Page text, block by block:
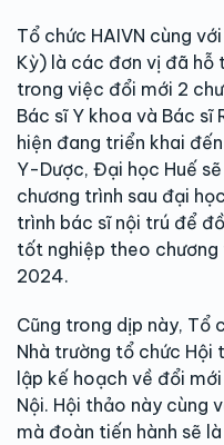
Tổ chức HAIVN cùng
Kỳ) là các đơn vị đã hỗ
trong việc đổi mới 2
Bác sĩ Y khoa và Bác sĩ
hiện đang triển khai
Y-Dược, Đại học Huế
chương trình sau đại
trình bác sĩ nội trú để
tốt nghiệp theo
2024.
Cũng trong dịp này, Tổ
Nhà trường tổ chức
lập kế hoạch về đổi
Nội. Hội thảo này cùng
mà đoàn tiến hành sẽ